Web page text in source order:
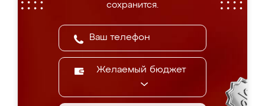
сохранится.
Желаемый бюджет